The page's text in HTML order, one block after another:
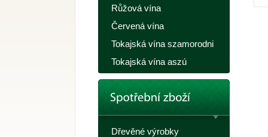
Růžová vína
Červená vína
Tokajská vína szamorodni
Tokajská vína aszú
Dřevěné výrobky